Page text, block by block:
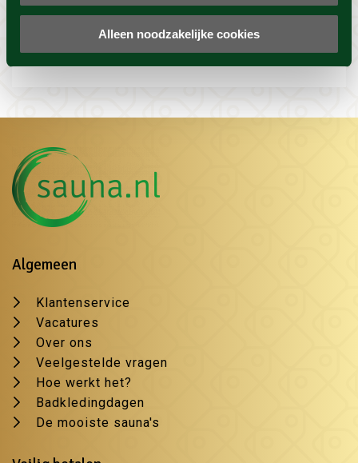
Alleen noodzakelijke cookies
Voorwaarden
Algemeen
Klantenservice
Vacatures
Over ons
Veelgestelde vragen
Hoe werkt het?
Badkledingdagen
De mooiste sauna's